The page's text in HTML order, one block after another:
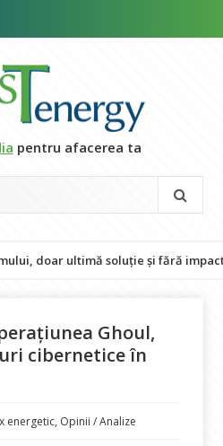
pentru afacerea ta
ultimă soluție și fără impact asupra
Ghoul,
cibernetice în
energetic, Opinii / Analize